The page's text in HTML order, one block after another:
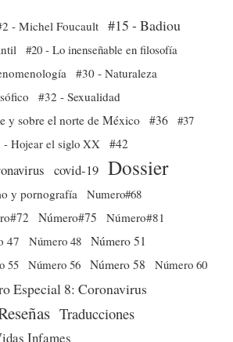
- Michel Foucault #15 - Badiou
#20 - Lo inenseñable en filosofía
#30 - Naturaleza
#32 - Sexualidad
y sobre el norte de México #36 #37
- Hojear el siglo XX #42
covid-19 Dossier
y pornografía Numero#68
Número#75
Número#81
47 Número 48 Número 51
55 Número 56 Número 58
Número 60
Especial 8: Coronavirus
Traducciones
Infames